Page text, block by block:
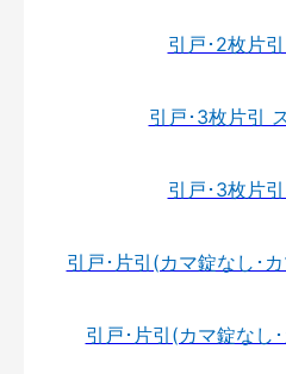
引戸･2枚片
引戸･3枚片引
引戸･3枚片
引戸･片引(カマ錠なし･
引戸･片引(カマ錠なし